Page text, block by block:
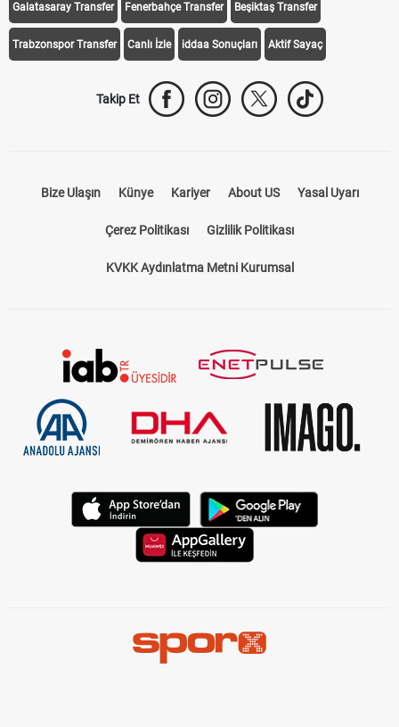
Galatasaray Transfer Fenerbahçe Transfer Beşiktaş Transfer
Trabzonspor Transfer Canlı İzle iddaa Sonuçları Aktif Sayaç
Takip Et
Bize Ulaşın Künye Kariyer About US Yasal Uyarı
Çerez Politikası Gizlilik Politikası
KVKK Aydınlatma Metni Kurumsal